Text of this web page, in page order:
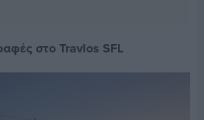
στο Travlos SFL